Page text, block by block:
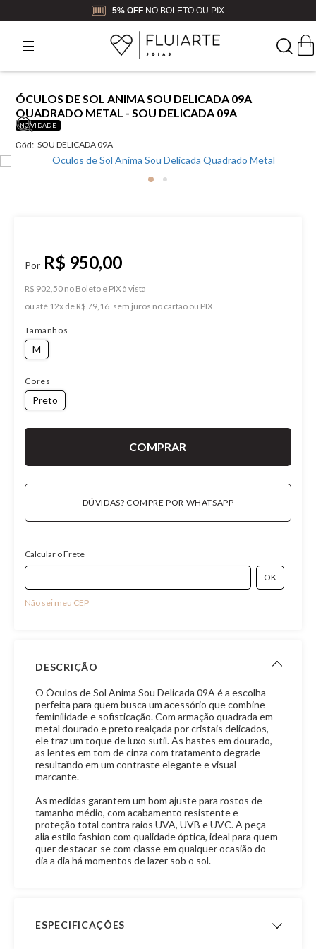
5% OFF NO BOLETO OU PIX
ÓCULOS DE SOL ANIMA SOU DELICADA 09A
QUADRADO METAL - SOU DELICADA 09A
NOVIDADE
Cód: SOU DELICADA 09A
R$ 950,00
R$ 902,50 no Boleto e PIX
ou
12x de R$ 79,16
Tamanhos
M
Cores
Preto
DÚVIDAS? COMPRE POR WHATSAPP
Calcular o Frete
Não sei meu CEP
DESCRIÇÃO
O Óculos de Sol Anima Sou Delicada 09A é a escolha
perfeita para quem busca um acessório que combine
feminilidade e sofisticação. Com armação quadrada em
metal dourado e preto realçada por cristais delicados,
ele traz um toque de luxo sutil. As hastes em dourado,
as lentes em tom de cinza com tratamento degrade
resultando em um contraste elegante e visual
marcante.
As medidas garantem um bom ajuste para rostos de
tamanho médio, com acabamento resistente e
proteção total contra raios UVA, UVB e UVC. A peça
alia estilo fashion com qualidade óptica, ideal para quem
quer destacar-se com classe em qualquer ocasião do
dia a dia há momentos de lazer sob o sol.
ESPECIFICAÇÕES